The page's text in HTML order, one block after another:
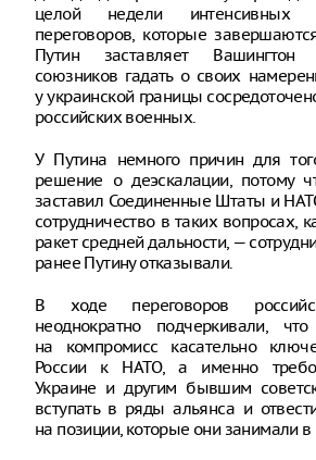
целой недели интенсивных
переговоров, которые
Путин заставляет
союзников гадать о своих
у украинской границы
российских военных.
У Путина немного причин для
решение о деэскалации, потому
заставил Соединенные Штаты и
сотрудничество в таких вопросах,
ракет средней дальности, —
ранее Путину отказывали.
В ходе переговоров
неоднократно подчеркивали,
на компромисс касательно
России к НАТО, а именно
Украине и другим бывшим
вступать в ряды альянса и
на позиции, которые они занимали в